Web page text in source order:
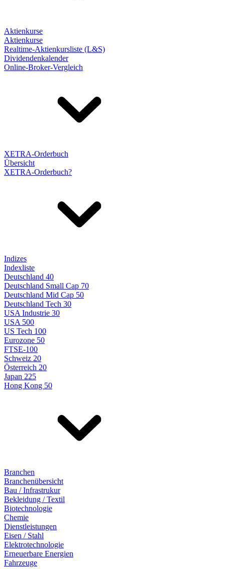
Aktienkurse
Aktienkurse
Realtime-Aktienkursliste (L&S)
Dividendenkalender
Online-Broker-Vergleich
XETRA-Orderbuch
Übersicht
XETRA-Orderbuch?
Indizes
Indexliste
Deutschland 40
Deutschland Small Cap 70
Deutschland Mid Cap 50
Deutschland Tech 30
USA Industrie 30
USA 500
US Tech 100
Eurozone 50
FTSE-100
Schweiz 20
Österreich 20
Japan 225
Hong Kong 50
Branchen
Branchenübersicht
Bau / Infrastrukur
Bekleidung / Textil
Biotechnologie
Chemie
Dienstleistungen
Eisen / Stahl
Elektrotechnologie
Erneuerbare Energien
Fahrzeuge